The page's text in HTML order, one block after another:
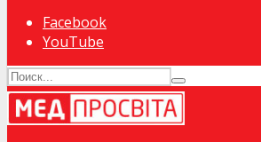
Facebook
YouTube